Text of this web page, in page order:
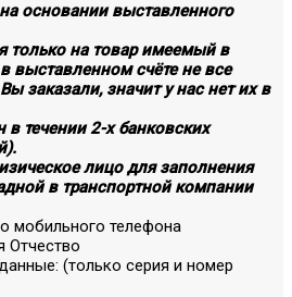
основании выставленного
только на товар имеемый в
выставленном счёте не все
заказали, значит у нас нет их в
в течении 2-х банковских
лицо для заполнения
в транспортной компании
мобильного телефона
(только серия и номер